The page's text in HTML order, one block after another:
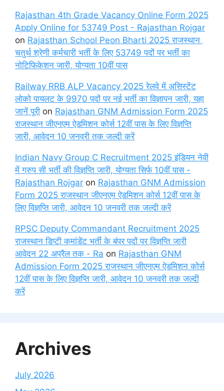
Rajasthan 4th Grade Vacancy Online Form 2025
Apply Online for 53749 Post - Rajasthan Rojgar
on Rajasthan School Peon Bharti 2025 राजस्थान
चतुर्थ श्रेणी कर्मचारी भर्ती के लिए 53749 पदों पर भर्ती का
नोटिफिकेशन जारी, योग्यता 10वीं पास
Railway RRB ALP Vacancy 2025 रेलवे में असिस्टेंट
लोको पायलट के 9970 पदों पर नई भर्ती का विज्ञापन जारी, यहा
जानें पूरी on Rajasthan GNM Admission Form 2025
राजस्थान जीएनएम ऐडमिशन कोर्स 12वीं पास के लिए विज्ञप्ति
जारी, आवेदन 10 जनवरी तक जल्दी करें
Indian Navy Group C Recruitment 2025 इंडियन नेवी
में ग्रुप सी भर्ती की विज्ञप्ति जारी, योग्यता सिर्फ 10वीं पास -
Rajasthan Rojgar on Rajasthan GNM Admission
Form 2025 राजस्थान जीएनएम ऐडमिशन कोर्स 12वीं पास के
लिए विज्ञप्ति जारी, आवेदन 10 जनवरी तक जल्दी करें
RPSC Deputy Commandant Recruitment 2025
राजस्थान डिप्टी कमांडेंट भर्ती के बंपर पदों पर विज्ञप्ति जारी
आवेदन 22 अप्रैल तक - Ra on Rajasthan GNM
Admission Form 2025 राजस्थान जीएनएम ऐडमिशन कोर्स
12वीं पास के लिए विज्ञप्ति जारी, आवेदन 10 जनवरी तक जल्दी
करें
Archives
July 2026